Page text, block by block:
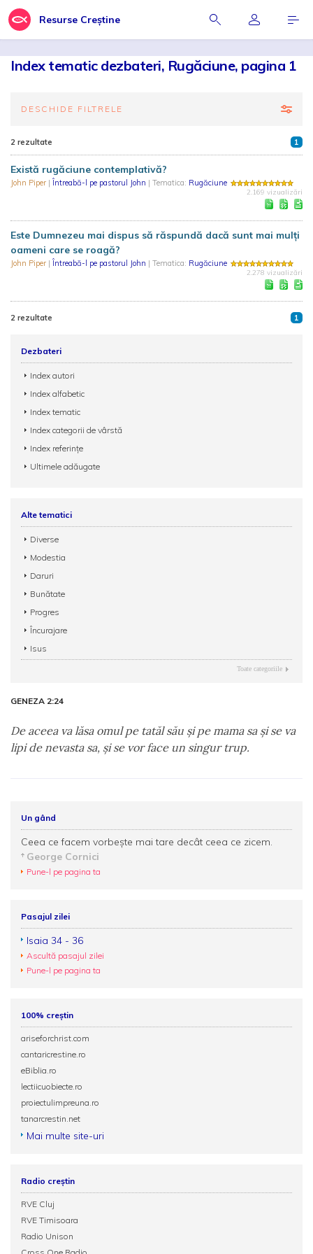
Resurse Creștine
Index tematic dezbateri, Rugăciune, pagina 1
DESCHIDE FILTRELE
2 rezultate 1
Există rugăciune contemplativă?
John Piper | Întreabă-l pe pastorul John | Tematica: Rugăciune
2.169 vizualizări
Este Dumnezeu mai dispus să răspundă dacă sunt mai mulți
oameni care se roagă?
John Piper | Întreabă-l pe pastorul John | Tematica: Rugăciune
2.278 vizualizări
2 rezultate 1
Dezbateri
Index autori
Index alfabetic
Index tematic
Index categorii de vârstă
Index referințe
Ultimele adăugate
Alte tematici
Diverse
Modestia
Daruri
Bunătate
Progres
Încurajare
Isus
Toate categoriile
GENEZA 2:24
De aceea va lăsa omul pe tatăl său şi pe mama sa şi se va
lipi de nevasta sa, şi se vor face un singur trup.
Un gând
Ceea ce facem vorbește mai tare decât ceea ce zicem.
George Cornici
Pune-l pe pagina ta
Pasajul zilei
Isaia 34 - 36
Ascultă pasajul zilei
Pune-l pe pagina ta
100% creștin
ariseforchrist.com
cantaricrestine.ro
eBiblia.ro
lectiicuobiecte.ro
proiectulimpreuna.ro
tanarcrestin.net
Mai multe site-uri
Radio creștin
RVE Cluj
RVE Timisoara
Radio Unison